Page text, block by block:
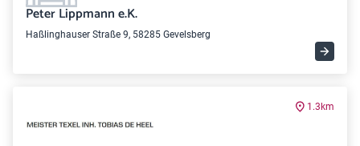
Peter Lippmann e.K.
Haßlinghauser Straße 9, 58285 Gevelsberg
1.3km